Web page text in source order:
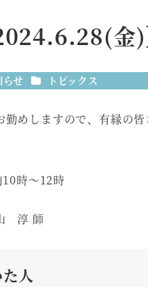
金
ー
らせ カテゴリー
トピックス
めしますので、有縁の
10時～12時
師
人